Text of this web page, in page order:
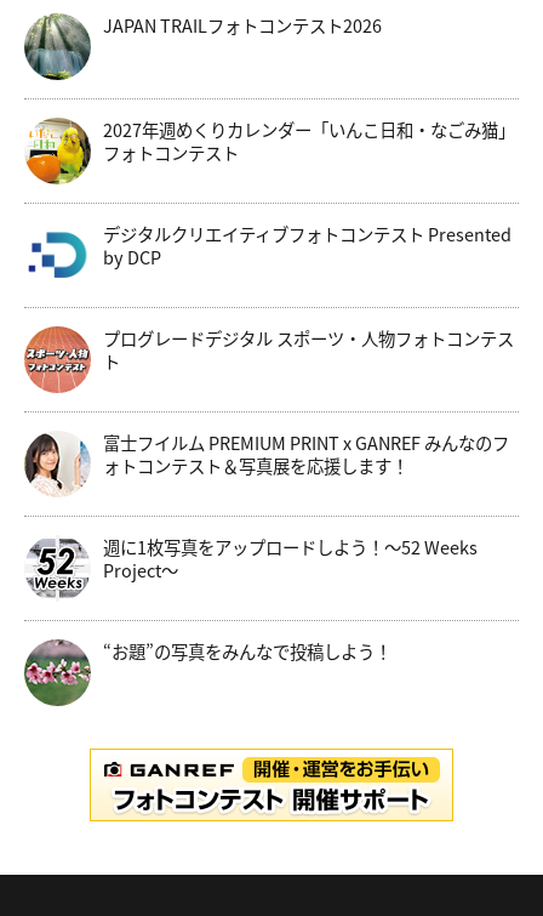
JAPAN TRAILフォトコンテスト2026
2027年週めくりカレンダー「いんこ日和・なごみ猫」
フォトコンテスト
デジタルクリエイティブフォトコンテスト Presented
by DCP
プログレードデジタル スポーツ・人物フォトコンテス
ト
富士フイルム PREMIUM PRINT x GANREF みんなのフ
ォトコンテスト＆写真展を応援します！
週に1枚写真をアップロードしよう！～52 Weeks
Project～
“お題”の写真をみんなで投稿しよう！